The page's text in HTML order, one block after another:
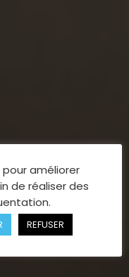
améliorer
de réaliser des
REFUSER